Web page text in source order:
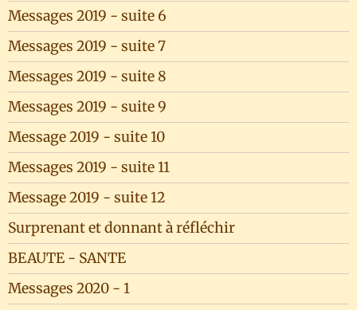
Messages 2019 - suite 6
Messages 2019 - suite 7
Messages 2019 - suite 8
Messages 2019 - suite 9
Message 2019 - suite 10
Messages 2019 - suite 11
Message 2019 - suite 12
Surprenant et donnant à réfléchir
BEAUTE - SANTE
Messages 2020 - 1